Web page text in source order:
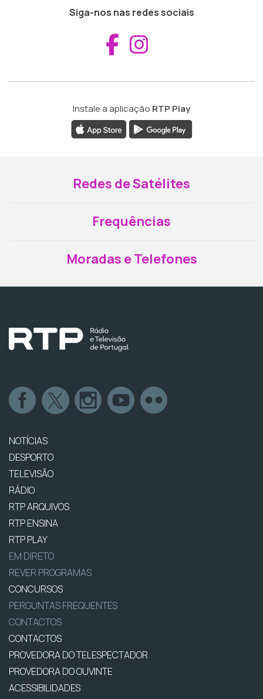
Siga-nos nas redes sociais
Aceder ao
Instale a aplicação RTP Play
Redes de Satélites
Frequências
Moradas e Telefones
NOTÍCIAS
DESPORTO
TELEVISÃO
RÁDIO
RTP ARQUIVOS
RTP ENSINA
RTP PLAY
EM DIRETO
REVER PROGRAMAS
CONCURSOS
PERGUNTAS FREQUENTES
CONTACTOS
CONTACTOS
PROVEDORA DO TELESPECTADOR
PROVEDORA DO OUVINTE
ACESSIBILIDADES